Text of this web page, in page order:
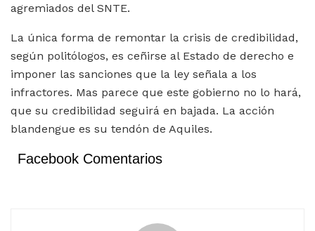
agremiados del SNTE.
La única forma de remontar la crisis de credibilidad,
según politólogos, es ceñirse al Estado de derecho e
imponer las sanciones que la ley señala a los
infractores. Mas parece que este gobierno no lo hará,
que su credibilidad seguirá en bajada. La acción
blandengue es su tendón de Aquiles.
Facebook Comentarios